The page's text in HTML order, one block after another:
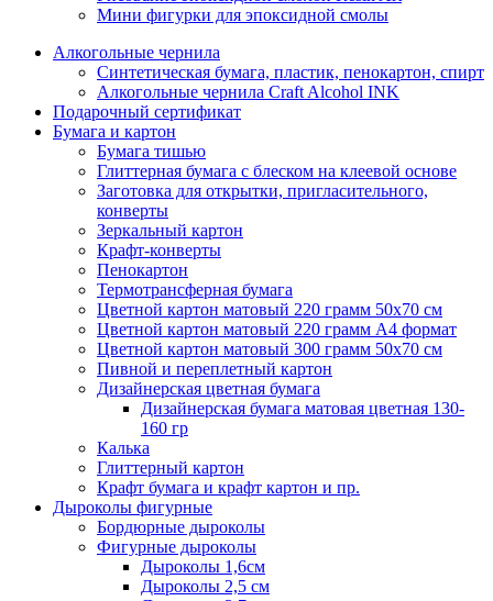
Мини фигурки для эпоксидной смолы
Алкогольные чернила
Синтетическая бумага, пластик, пенокартон, спирт
Алкогольные чернила Craft Alcohol INK
Подарочный сертификат
Бумага и картон
Бумага тишью
Глиттерная бумага с блеском на клеевой основе
Заготовка для открытки, пригласительного,
конверты
Зеркальный картон
Крафт-конверты
Пенокартон
Термотрансферная бумага
Цветной картон матовый 220 грамм 50х70 см
Цветной картон матовый 220 грамм A4 формат
Цветной картон матовый 300 грамм 50х70 см
Пивной и переплетный картон
Дизайнерская цветная бумага
Дизайнерская бумага матовая цветная 130-
160 гр
Калька
Глиттерный картон
Крафт бумага и крафт картон и пр.
Дыроколы фигурные
Бордюрные дыроколы
Фигурные дыроколы
Дыроколы 1,6см
Дыроколы 2,5 см